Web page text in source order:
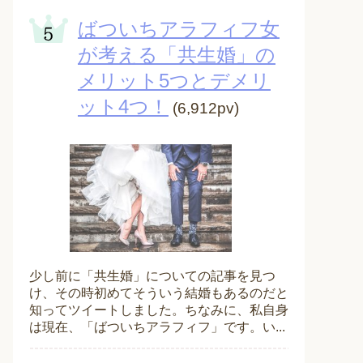
ばついちアラフィフ女
が考える「共生婚」の
メリット5つとデメリ
ット4つ！
(6,912pv)
少し前に「共生婚」についての記事を見つ
け、その時初めてそういう結婚もあるのだと
知ってツイートしました。ちなみに、私自身
は現在、「ばついちアラフィフ」です。い...